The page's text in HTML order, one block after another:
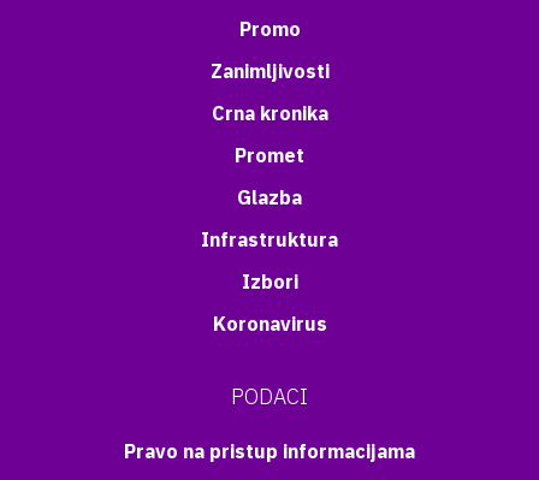
Promo
Zanimljivosti
Crna kronika
Promet
Glazba
Infrastruktura
Izbori
Koronavirus
PODACI
Pravo na pristup informacijama